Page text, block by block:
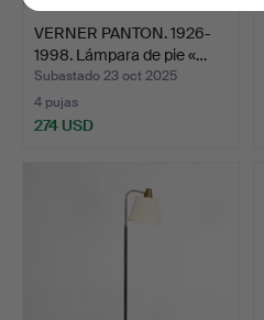
VERNER PANTON. 1926-
1998. Lámpara de pie «…
Subastado 23 oct 2025
4 pujas
274 USD